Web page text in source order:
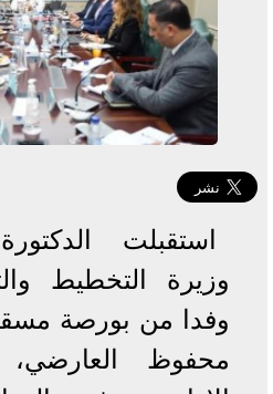
استقبلت
وزيرة التخطيط
وفدا من بورصة
محفوظ